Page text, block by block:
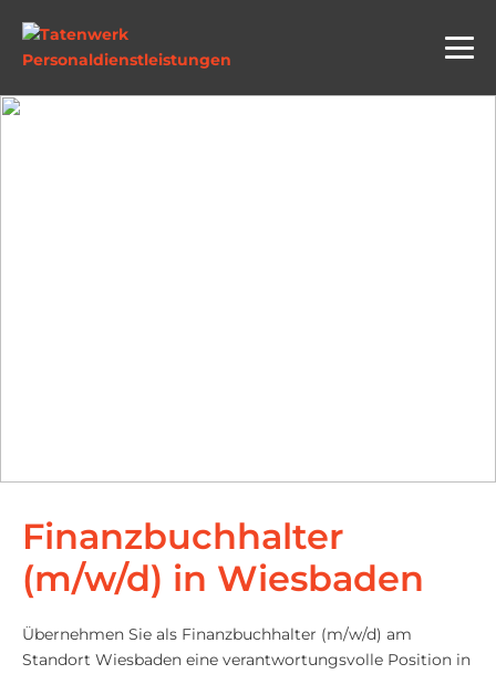
Finanzbuchhalter
(m/w/d) in Wiesbaden
Übernehmen Sie als Finanzbuchhalter (m/w/d) am
Standort Wiesbaden eine verantwortungsvolle Position in